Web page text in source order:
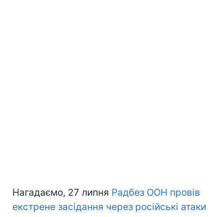
Нагадаємо, 27 липня Радбез ООН провів
екстрене засідання через російські атаки